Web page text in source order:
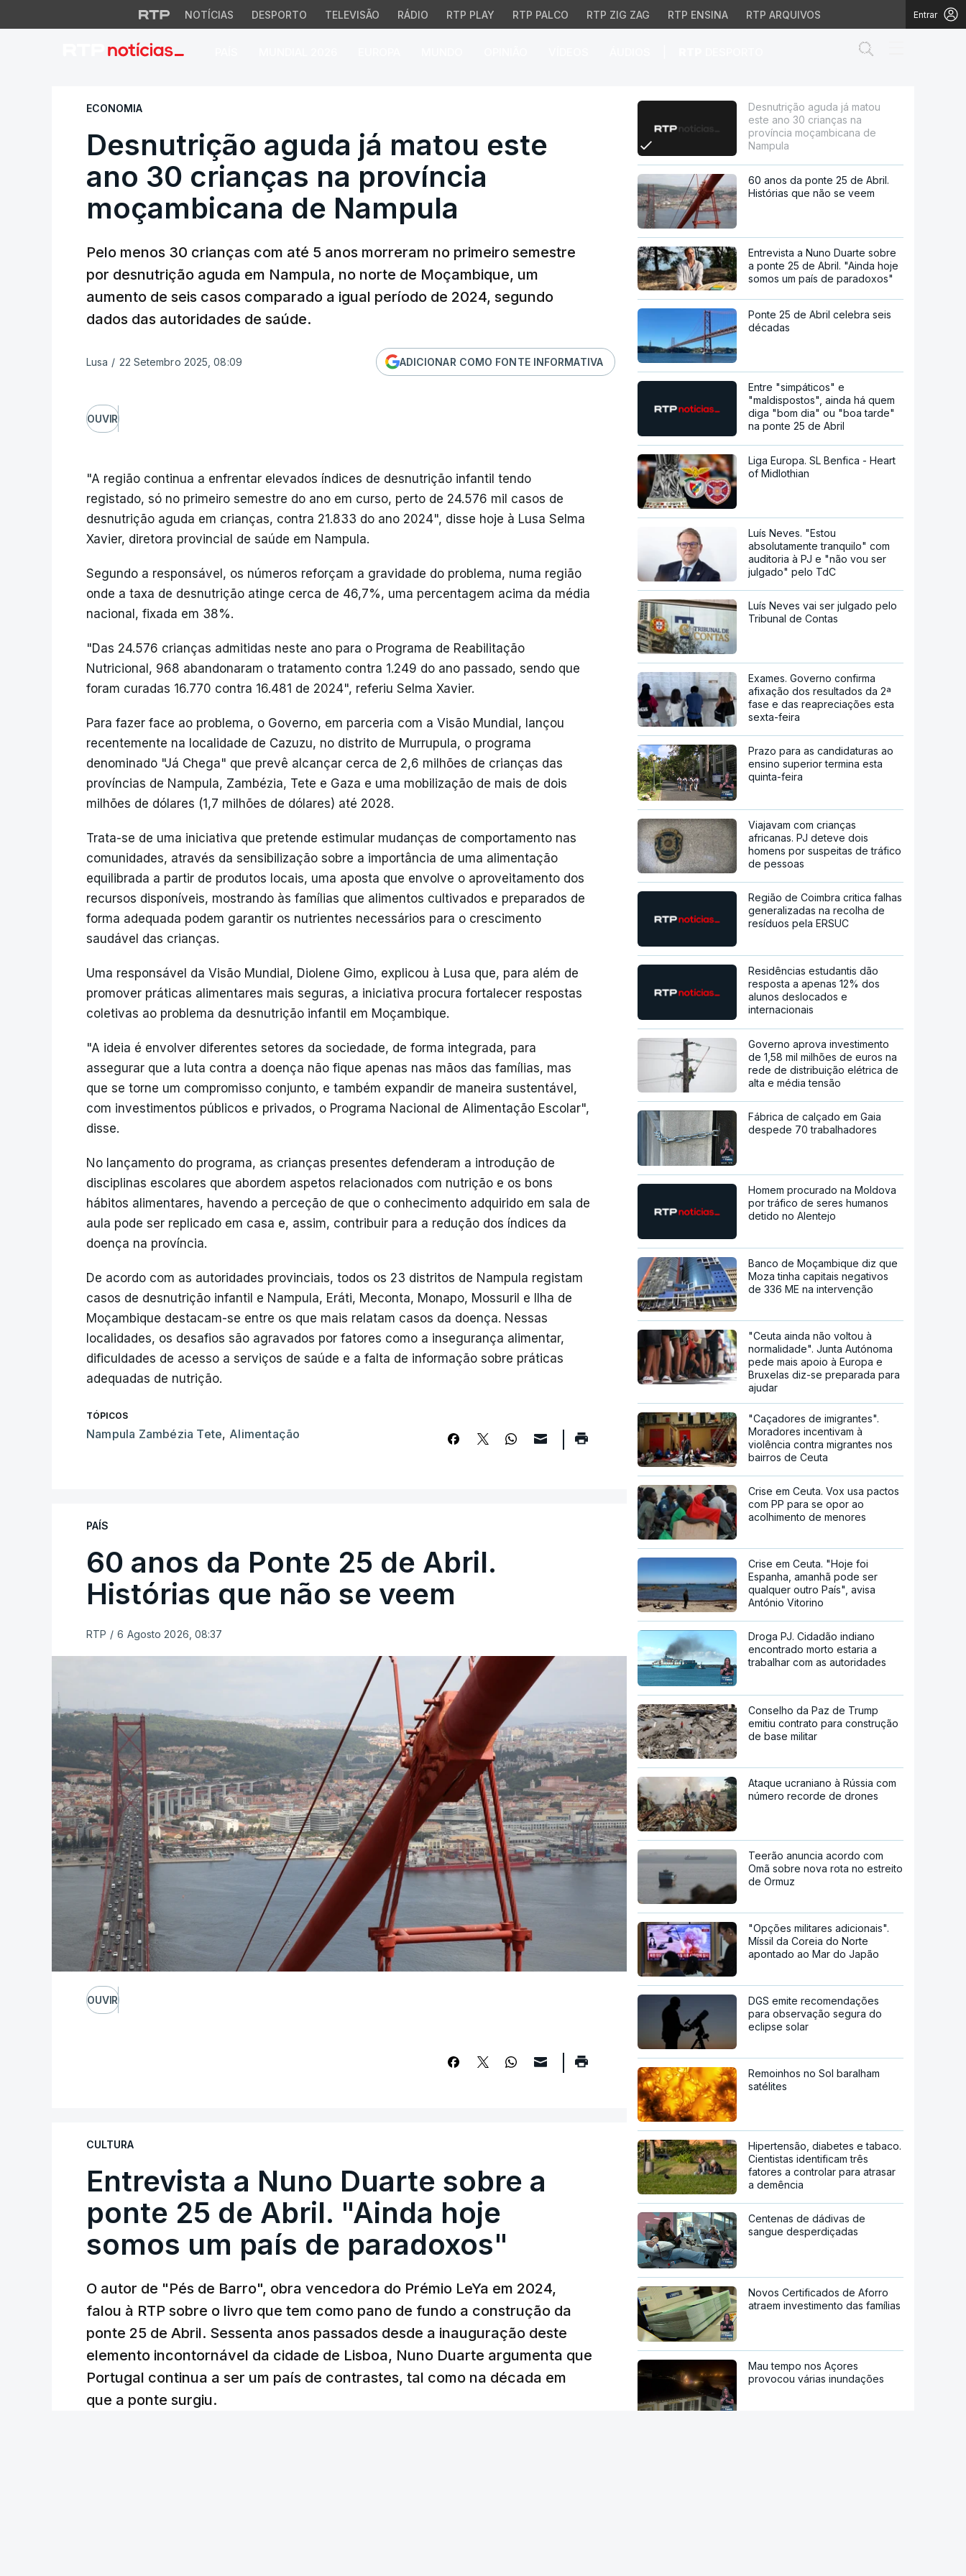
NOTÍCIAS DESPORTO TELEVISÃO RÁDIO RTP PLAY RTP PALCO RTP ZIG ZAG RTP ENSINA RTP ARQUIVOS Entrar
Desnutrição aguda já matou este ano 30 crianças na província
ECONOMIA
Desnutrição aguda já matou este
ano 30 crianças na província
moçambicana de Nampula
Pelo menos 30 crianças com até 5 anos morreram no primeiro semestre
por desnutrição aguda em Nampula, no norte de Moçambique, um
aumento de seis casos comparado a igual período de 2024, segundo
dados das autoridades de saúde.
Lusa / 22 Setembro 2025, 08:09 ADICIONAR COMO FONTE INFORMATIVA
OUVIR
"A região continua a enfrentar elevados índices de desnutrição infantil tendo
registado, só no primeiro semestre do ano em curso, perto de 24.576 mil casos de
desnutrição aguda em crianças, contra 21.833 do ano 2024", disse hoje à Lusa Selma
Xavier, diretora provincial de saúde em Nampula.
Segundo a responsável, os números reforçam a gravidade do problema, numa região
onde a taxa de desnutrição atinge cerca de 46,7%, uma percentagem acima da média
nacional, fixada em 38%.
"Das 24.576 crianças admitidas neste ano para o Programa de Reabilitação
Nutricional, 968 abandonaram o tratamento contra 1.249 do ano passado, sendo que
foram curadas 16.770 contra 16.481 de 2024", referiu Selma Xavier.
Para fazer face ao problema, o Governo, em parceria com a Visão Mundial, lançou
recentemente na localidade de Cazuzu, no distrito de Murrupula, o programa
denominado "Já Chega" que prevê alcançar cerca de 2,6 milhões de crianças das
províncias de Nampula, Zambézia, Tete e Gaza e uma mobilização de mais de dois
milhões de dólares (1,7 milhões de dólares) até 2028.
Trata-se de uma iniciativa que pretende estimular mudanças de comportamento nas
comunidades, através da sensibilização sobre a importância de uma alimentação
equilibrada a partir de produtos locais, uma aposta que envolve o aproveitamento dos
recursos disponíveis, mostrando às famílias que alimentos cultivados e preparados de
forma adequada podem garantir os nutrientes necessários para o crescimento
saudável das crianças.
Uma responsável da Visão Mundial, Diolene Gimo, explicou à Lusa que, para além de
promover práticas alimentares mais seguras, a iniciativa procura fortalecer respostas
coletivas ao problema da desnutrição infantil em Moçambique.
"A ideia é envolver diferentes setores da sociedade, de forma integrada, para
assegurar que a luta contra a doença não fique apenas nas mãos das famílias, mas
que se torne um compromisso conjunto, e também expandir de maneira sustentável,
com investimentos públicos e privados, o Programa Nacional de Alimentação Escolar",
disse.
No lançamento do programa, as crianças presentes defenderam a introdução de
disciplinas escolares que abordem aspetos relacionados com nutrição e os bons
hábitos alimentares, havendo a perceção de que o conhecimento adquirido em sala de
aula pode ser replicado em casa e, assim, contribuir para a redução dos índices da
doença na província.
De acordo com as autoridades provinciais, todos os 23 distritos de Nampula registam
casos de desnutrição infantil e Nampula, Eráti, Meconta, Monapo, Mossuril e Ilha de
Moçambique destacam-se entre os que mais relatam casos da doença. Nessas
localidades, os desafios são agravados por fatores como a insegurança alimentar,
dificuldades de acesso a serviços de saúde e a falta de informação sobre práticas
adequadas de nutrição.
TÓPICOS
Nampula Zambézia Tete, Alimentação
PAÍS
60 anos da Ponte 25 de Abril.
Histórias que não se veem
RTP / 6 Agosto 2026, 08:37
OUVIR
CULTURA
Entrevista a Nuno Duarte sobre a
ponte 25 de Abril. "Ainda hoje
somos um país de paradoxos"
O autor de "Pés de Barro", obra vencedora do Prémio LeYa em 2024,
falou à RTP sobre o livro que tem como pano de fundo a construção da
ponte 25 de Abril. Sessenta anos passados desde a inauguração deste
elemento incontornável da cidade de Lisboa, Nuno Duarte argumenta que
Portugal continua a ser um país de contrastes, tal como na década em
que a ponte surgiu.
Desnutrição aguda já matou
este ano 30 crianças na
província moçambicana de
Nampula
60 anos da ponte 25 de Abril.
Histórias que não se veem
Entrevista a Nuno Duarte sobre
a ponte 25 de Abril. "Ainda hoje
somos um país de paradoxos"
Ponte 25 de Abril celebra seis
décadas
Entre "simpáticos" e
"maldispostos", ainda há quem
diga "bom dia" ou "boa tarde"
na ponte 25 de Abril
Liga Europa. SL Benfica - Heart
of Midlothian
Luís Neves. "Estou
absolutamente tranquilo" com
auditoria à PJ e "não vou ser
julgado" pelo TdC
Luís Neves vai ser julgado pelo
Tribunal de Contas
Exames. Governo confirma
afixação dos resultados da 2ª
fase e das reapreciações esta
sexta-feira
Prazo para as candidaturas ao
ensino superior termina esta
quinta-feira
Viajavam com crianças
africanas. PJ deteve dois
homens por suspeitas de tráfico
de pessoas
Região de Coimbra critica falhas
generalizadas na recolha de
resíduos pela ERSUC
Residências estudantis dão
resposta a apenas 12% dos
alunos deslocados e
internacionais
Governo aprova investimento
de 1,58 mil milhões de euros na
rede de distribuição elétrica de
alta e média tensão
Fábrica de calçado em Gaia
despede 70 trabalhadores
Homem procurado na Moldova
por tráfico de seres humanos
detido no Alentejo
Banco de Moçambique diz que
Moza tinha capitais negativos
de 336 ME na intervenção
"Ceuta ainda não voltou à
normalidade". Junta Autónoma
pede mais apoio à Europa e
Bruxelas diz-se preparada para
ajudar
"Caçadores de imigrantes".
Moradores incentivam à
violência contra migrantes nos
bairros de Ceuta
Crise em Ceuta. Vox usa pactos
com PP para se opor ao
acolhimento de menores
Crise em Ceuta. "Hoje foi
Espanha, amanhã pode ser
qualquer outro País", avisa
António Vitorino
Droga PJ. Cidadão indiano
encontrado morto estaria a
trabalhar com as autoridades
Conselho da Paz de Trump
emitiu contrato para construção
de base militar
Ataque ucraniano à Rússia com
número recorde de drones
Teerão anuncia acordo com
Omã sobre nova rota no estreito
de Ormuz
"Opções militares adicionais".
Míssil da Coreia do Norte
apontado ao Mar do Japão
DGS emite recomendações
para observação segura do
eclipse solar
Remoinhos no Sol baralham
satélites
Hipertensão, diabetes e tabaco.
Cientistas identificam três
fatores a controlar para atrasar
a demência
Centenas de dádivas de
sangue desperdiçadas
Novos Certificados de Aforro
atraem investimento das famílias
Mau tempo nos Açores
provocou várias inundações